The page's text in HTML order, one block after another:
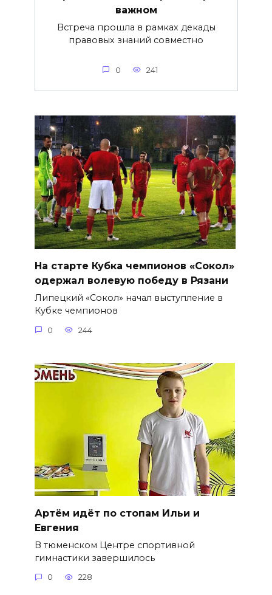
важнoм
Встреча прошла в рамках декады
правовых знаний совместно
0 241
На старте Кубка чемпионов «Сокол»
одержал волевую победу в Рязани
Липецкий «Сокол» начал выступление в
Кубке чемпионов
0 244
Артём идёт по стопам Ильи и
Евгения
В тюменском Центре спортивной
гимнастики завершилось
0 228